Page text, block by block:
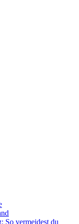
So vermeidest du